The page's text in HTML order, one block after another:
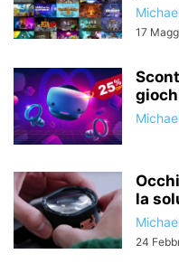
17
la
24